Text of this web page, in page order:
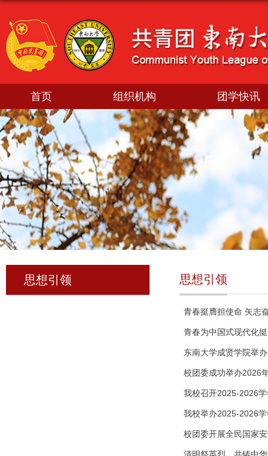
首页 组织机构 团学快讯
思想引领 思想引领
青春挺膺担使命 矢
青春为中国式现代化
东南大学成贤学院举
校团委成功举办2026
我校召开2025-2026
我校举办2025-2026
校团委开展全民国家